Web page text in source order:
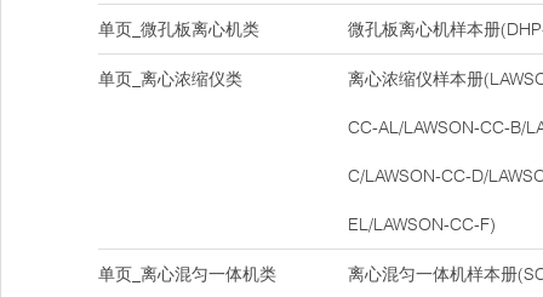
单页_微孔板离心机类 微孔板离心机样本册
单页_离心浓缩仪类 离心浓缩仪样本册
CC-AL/LAWSON-CC-B/
C/LAWSON-CC-D/
EL/LAWSON-CC-F)
单页_离心混匀一体机类 离心混匀一体机样本册